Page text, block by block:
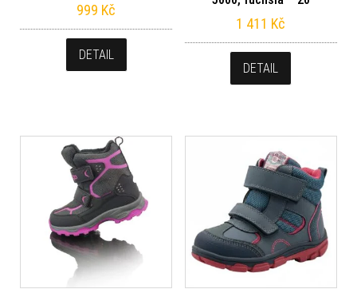
999 Kč
DETAIL
1 411 Kč
DETAIL